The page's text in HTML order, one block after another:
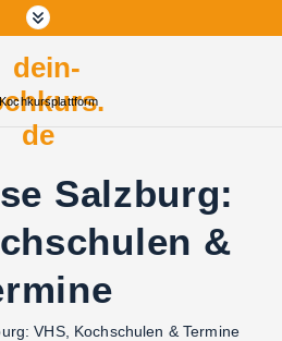
Salzburg:
&
VHS, Kochschulen & Termine